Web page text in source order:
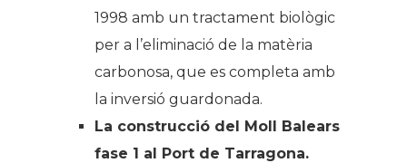
1998 amb un tractament biològic
per a l’eliminació de la matèria
carbonosa, que es completa amb
la inversió guardonada.
La construcció del Moll Balears
fase 1 al Port de Tarragona.